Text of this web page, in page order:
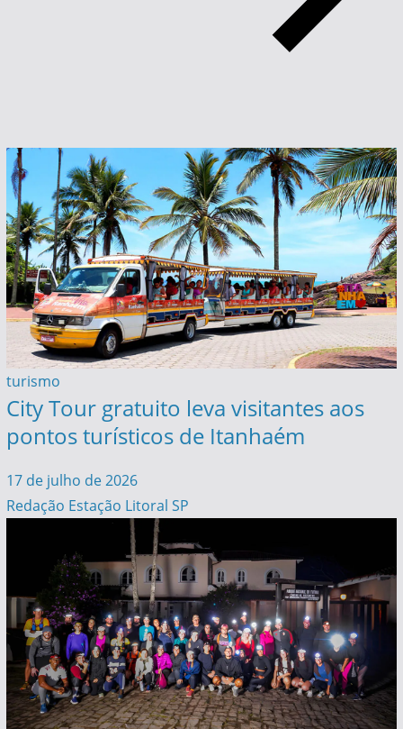
turismo
City Tour gratuito leva visitantes aos
pontos turísticos de Itanhaém
17 de julho de 2026
Redação Estação Litoral SP